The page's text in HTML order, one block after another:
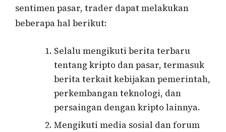
sentimen pasar, trader dapat melakukan
beberapa hal berikut:
Selalu mengikuti berita terbaru
tentang kripto dan pasar, termasuk
berita terkait kebijakan pemerintah,
perkembangan teknologi, dan
persaingan dengan kripto lainnya.
Mengikuti media sosial dan forum